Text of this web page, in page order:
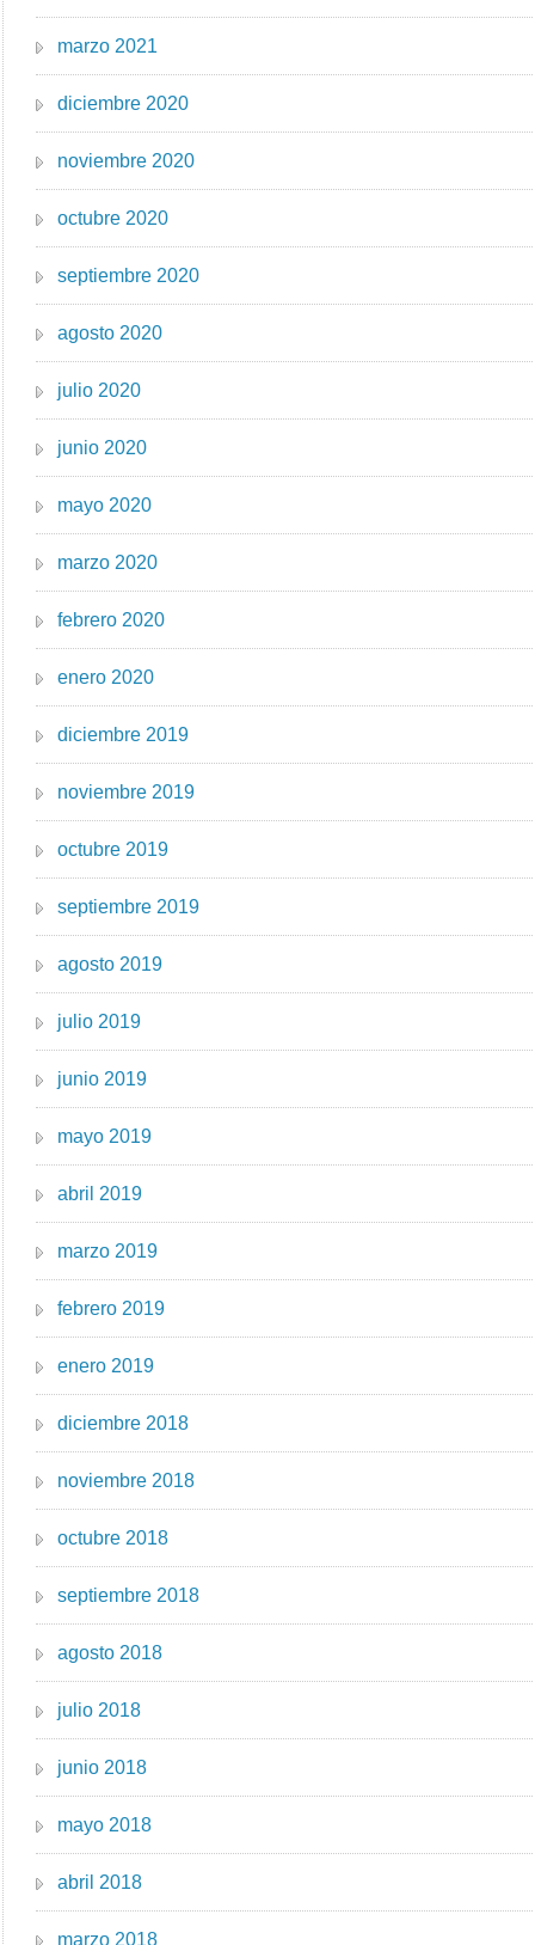
marzo 2021
diciembre 2020
noviembre 2020
octubre 2020
septiembre 2020
agosto 2020
julio 2020
junio 2020
mayo 2020
marzo 2020
febrero 2020
enero 2020
diciembre 2019
noviembre 2019
octubre 2019
septiembre 2019
agosto 2019
julio 2019
junio 2019
mayo 2019
abril 2019
marzo 2019
febrero 2019
enero 2019
diciembre 2018
noviembre 2018
octubre 2018
septiembre 2018
agosto 2018
julio 2018
junio 2018
mayo 2018
abril 2018
marzo 2018